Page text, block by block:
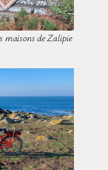
maisons de Zalipie